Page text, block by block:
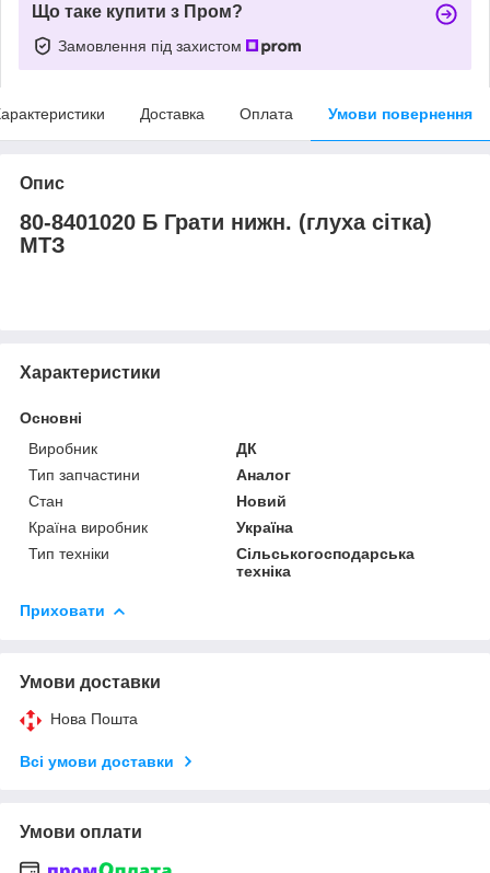
Що таке купити з Пром?
Замовлення під захистом
Доставка Оплата Умови повернення
Опис
80-8401020 Б Грати нижн. (глуха сітка)
МТЗ
Характеристики
Основні
Виробник
ДК
Тип запчастини
Аналог
Стан
Новий
Країна виробник
Україна
Тип техніки
Сільськогосподарська
техніка
Приховати
Умови доставки
Нова Пошта
Всі умови доставки
Умови оплати